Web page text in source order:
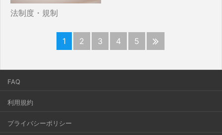
法制度・規制
1 2 3 4 5
FAQ
利用規約
プライバシーポリシー